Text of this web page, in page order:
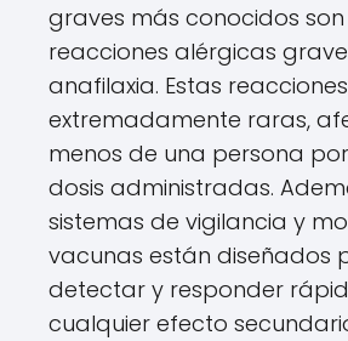
graves más conocidos son
reacciones alérgicas
anafilaxia. Estas
extremadamente raras,
menos de una persona
dosis administradas.
sistemas de vigilancia y
vacunas están diseñados
detectar y responder
cualquier efecto